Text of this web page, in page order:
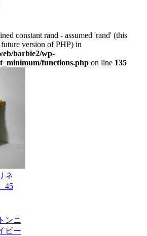
constant rand - assumed 'rand' (this
version of PHP) in
barbie2/wp-
functions.php on line 135
ネ
45
ンニ
ビー